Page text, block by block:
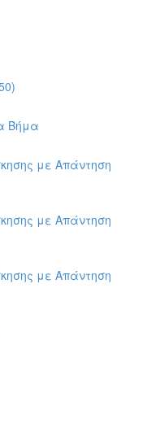
Βήμα
με Απάντηση
με Απάντηση
με Απάντηση